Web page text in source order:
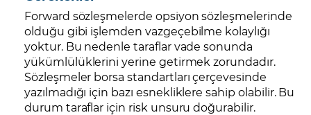
Forward sözleşmelerde opsiyon sözleşmelerinde
olduğu gibi işlemden vazgeçebilme kolaylığı
yoktur. Bu nedenle taraflar vade sonunda
yükümlülüklerini yerine getirmek zorundadır.
Sözleşmeler borsa standartları çerçevesinde
yazılmadığı için bazı esnekliklere sahip olabilir. Bu
durum taraflar için risk unsuru doğurabilir.